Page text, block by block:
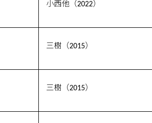
小西他（2022）
三樹（2015）
三樹（2015）